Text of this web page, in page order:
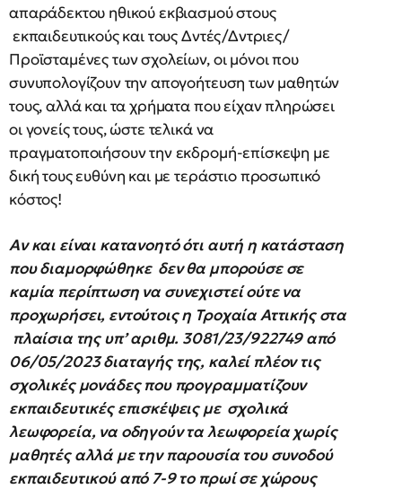
απαράδεκτου ηθικού εκβιασμού στους
εκπαιδευτικούς και τους Δντές/Δντριες/
Προϊσταμένες των σχολείων, οι μόνοι που
συνυπολογίζουν την απογοήτευση των μαθητών
τους, αλλά και τα χρήματα που είχαν πληρώσει
οι γονείς τους, ώστε τελικά να
πραγματοποιήσουν την εκδρομή-επίσκεψη με
δική τους ευθύνη και με τεράστιο προσωπικό
κόστος!
Αν και είναι κατανοητό ότι αυτή η κατάσταση
που διαμορφώθηκε δεν θα μπορούσε σε
καμία περίπτωση να συνεχιστεί ούτε να
προχωρήσει, εντούτοις η Τροχαία Αττικής στα
πλαίσια της υπ’ αριθμ. 3081/23/922749 από
06/05/2023 διαταγής της, καλεί πλέον τις
σχολικές μονάδες που προγραμματίζουν
εκπαιδευτικές επισκέψεις με σχολικά
λεωφορεία, να οδηγούν τα λεωφορεία χωρίς
μαθητές αλλά με την παρουσία του συνοδού
εκπαιδευτικού από 7-9 το πρωί σε χώρους